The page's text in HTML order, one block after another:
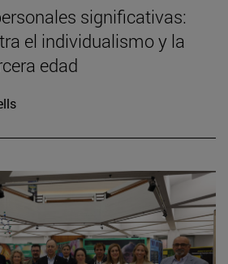
significativas:
el individualismo y la
edad